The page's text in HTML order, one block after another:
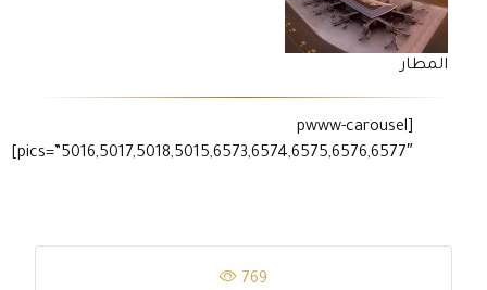
المطار
[pwww-carousel
pics=”5016,5017,5018,5015,6573,6574,6575,6576,6577″]
769